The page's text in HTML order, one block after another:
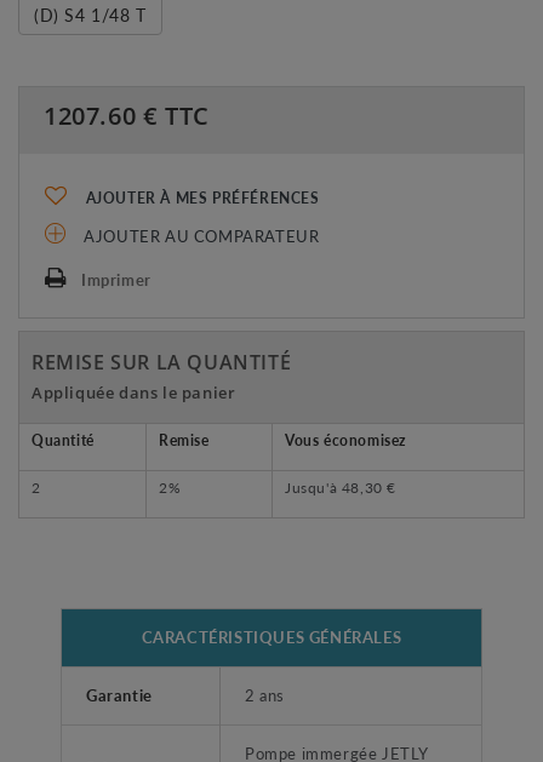
(D) S4 1/48 T
1207.60 € TTC
AJOUTER À MES PRÉFÉRENCES
AJOUTER AU COMPARATEUR
Imprimer
REMISE SUR LA QUANTITÉ
Appliquée dans le panier
Quantité Remise Vous économisez
2 2% Jusqu'à 48,30 €
CARACTÉRISTIQUES GÉNÉRALES
Garantie 2 ans
Pompe immergée JETLY